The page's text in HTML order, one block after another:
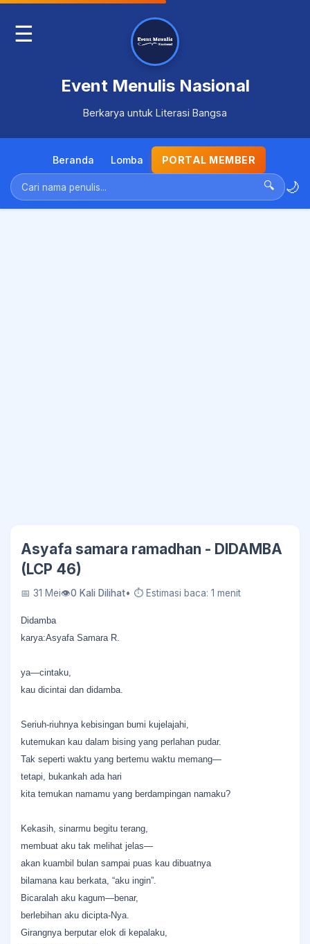
☰
Event Menulis Nasional
Berkarya untuk Literasi Bangsa
Beranda Lomba PORTAL MEMBER
🔍 🌙
Asyafa samara ramadhan - DIDAMBA
(LCP 46)
📅 31 Mei👁0 Kali Dilihat• ⏱ Estimasi baca: 1 menit
Didamba
karya:Asyafa Samara R.
ya—cintaku,
kau dicintai dan didamba.
Seriuh-riuhnya kebisingan bumi kujelajahi,
kutemukan kau dalam bising yang perlahan pudar.
Tak seperti waktu yang bertemu waktu memang—
tetapi, bukankah ada hari
kita temukan namamu yang berdampingan namaku?
Kekasih, sinarmu begitu terang,
membuat aku tak melihat jelas—
akan kuambil bulan sampai puas kau dibuatnya
bilamana kau berkata, “aku ingin”.
Bicaralah aku kagum—benar,
berlebihan aku dicipta-Nya.
Girangnya berputar elok di kepalaku,